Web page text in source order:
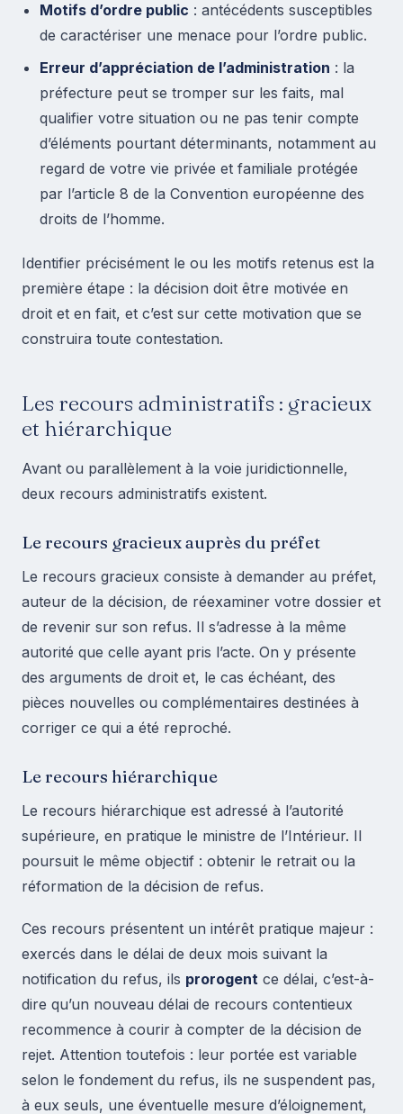
Motifs d’ordre public : antécédents susceptibles
de caractériser une menace pour l’ordre public.
Erreur d’appréciation de l’administration : la
préfecture peut se tromper sur les faits, mal
qualifier votre situation ou ne pas tenir compte
d’éléments pourtant déterminants, notamment au
regard de votre vie privée et familiale protégée
par l’article 8 de la Convention européenne des
droits de l’homme.
Identifier précisément le ou les motifs retenus est la
première étape : la décision doit être motivée en
droit et en fait, et c’est sur cette motivation que se
construira toute contestation.
Les recours administratifs : gracieux
et hiérarchique
Avant ou parallèlement à la voie juridictionnelle,
deux recours administratifs existent.
Le recours gracieux auprès du préfet
Le recours gracieux consiste à demander au préfet,
auteur de la décision, de réexaminer votre dossier et
de revenir sur son refus. Il s’adresse à la même
autorité que celle ayant pris l’acte. On y présente
des arguments de droit et, le cas échéant, des
pièces nouvelles ou complémentaires destinées à
corriger ce qui a été reproché.
Le recours hiérarchique
Le recours hiérarchique est adressé à l’autorité
supérieure, en pratique le ministre de l’Intérieur. Il
poursuit le même objectif : obtenir le retrait ou la
réformation de la décision de refus.
Ces recours présentent un intérêt pratique majeur :
exercés dans le délai de deux mois suivant la
notification du refus, ils prorogent ce délai, c’est-à-
dire qu’un nouveau délai de recours contentieux
recommence à courir à compter de la décision de
rejet. Attention toutefois : leur portée est variable
selon le fondement du refus, ils ne suspendent pas,
à eux seuls, une éventuelle mesure d’éloignement,